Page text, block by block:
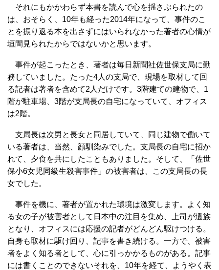
それにもかかわらず本書を読んで心を揺さぶられたの
は、おそらく、10年も経った2014年になって、事件のこ
とを振り返る本を出さずにはいられなかった著者の心情が
垣間見られたからではないかと思います。
事件が起こったとき、著者は毎日新聞社佐世保支局に勤
務していました。たった4人の支局で、現場を取材して回
る記者は著者を含めて2人だけです。3階建ての建物で、1
階が駐車場、3階が支局長の自宅になっていて、オフィス
は2階。
支局長は次男と長女と同居していて、同じ建物で働いて
いる著者は、当然、顔馴染みでした。支局長の自宅に招か
れて、夕食を共にしたこともありました。そして、「佐世
保小6女児同級生殺害事件」の被害者は、この支局長の長
女でした。
事件を機に、著者が置かれた環境は激変します。よく知
る女の子が被害者として日本中の注目を集め、上司が遺族
となり、オフィスには応援の記者がどんどん駆けつける。
自身も取材に駆け回り、記事を書き続ける。一方で、被害
者をよく知る者として、心に引っかかるものがある。記事
には書くことのできないそれを、10年を経て、ようやく表